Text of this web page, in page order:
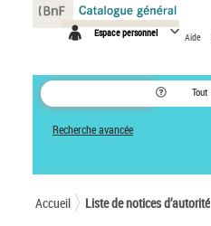
Espace personnel Aide
Tout
Recherche avancée
Accueil Liste de notices d’autorité
Panneau de gestion des cookies